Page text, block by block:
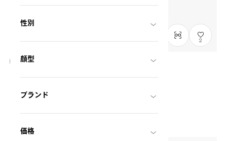
性別
顔型
ブランド
価格
2
SR1014M-6A C1